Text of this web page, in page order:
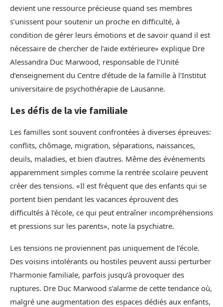
devient une ressource précieuse quand ses membres
s’unissent pour soutenir un proche en difficulté, à
condition de gérer leurs émotions et de savoir quand il est
nécessaire de chercher de l’aide extérieure» explique Dre
Alessandra Duc Marwood, responsable de l’Unité
d’enseignement du Centre d’étude de la famille à l’Institut
universitaire de psychothérapie de Lausanne.
Les défis de la vie familiale
Les familles sont souvent confrontées à diverses épreuves:
conflits, chômage, migration, séparations, naissances,
deuils, maladies, et bien d’autres. Même des événements
apparemment simples comme la rentrée scolaire peuvent
créer des tensions. «Il est fréquent que des enfants qui se
portent bien pendant les vacances éprouvent des
difficultés à l’école, ce qui peut entraîner incompréhensions
et pressions sur les parents», note la psychiatre.
Les tensions ne proviennent pas uniquement de l’école.
Des voisins intolérants ou hostiles peuvent aussi perturber
l’harmonie familiale, parfois jusqu’à provoquer des
ruptures. Dre Duc Marwood s’alarme de cette tendance où,
malgré une augmentation des espaces dédiés aux enfants,